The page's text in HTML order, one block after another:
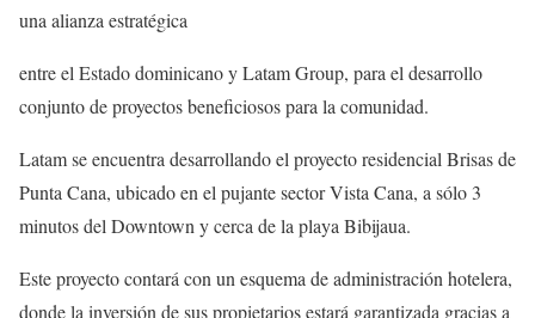
una alianza estratégica
entre el Estado dominicano y Latam Group, para el desarrollo
conjunto de proyectos beneficiosos para la comunidad.
Latam se encuentra desarrollando el proyecto residencial Brisas de
Punta Cana, ubicado en el pujante sector Vista Cana, a sólo 3
minutos del Downtown y cerca de la playa Bibijaua.
Este proyecto contará con un esquema de administración hotelera,
donde la inversión de sus propietarios estará garantizada gracias a